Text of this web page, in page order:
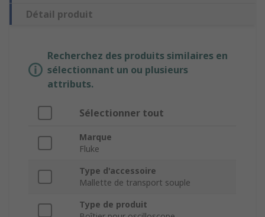
Détail produit
Recherchez des produits similaires en
sélectionnant un ou plusieurs
attributs.
Sélectionner tout
Marque
Fluke
Type d'accessoire
Mallette de transport souple
Type de produit